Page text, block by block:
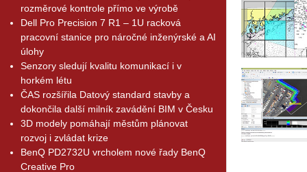
rozměrové kontrole přímo ve výrobě
Dell Pro Precision 7 R1 – 1U racková
pracovní stanice pro náročné inženýrské a AI
úlohy
Senzory sledují kvalitu komunikací i v
horkém létu
ČAS rozšířila Datový standard stavby a
dokončila další milník zavádění BIM v Česku
3D modely pomáhají městům plánovat
rozvoj i zvládat krize
BenQ PD2732U vrcholem nové řady BenQ
Creative Pro